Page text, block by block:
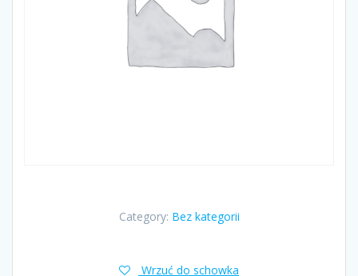
Category: Bez kategorii
Wrzuć do schowka